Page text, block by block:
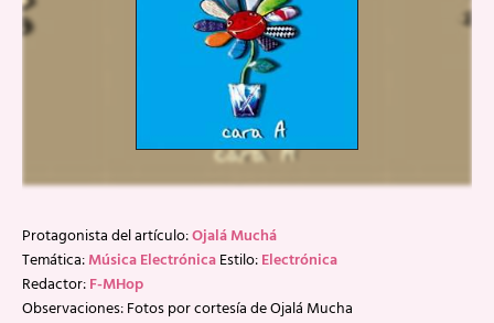
Protagonista del artículo:Ojalá Muchá
Temática:Música ElectrónicaEstilo:Electrónica
Redactor:F-MHop
Observaciones: Fotos por cortesía de Ojalá Mucha